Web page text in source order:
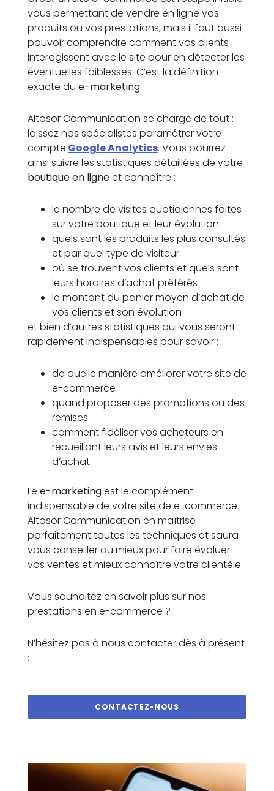
vous permettant de vendre en ligne vos
produits ou vos prestations, mais il faut aussi
pouvoir comprendre comment vos clients
interagissent avec le site pour en détecter les
éventuelles faiblesses. C’est la définition
exacte du e-marketing.
Altosor Communication se charge de tout :
laissez nos spécialistes paramétrer votre
compte Google Analytics. Vous pourrez
ainsi suivre les statistiques détaillées de votre
boutique en ligneet connaître :
le nombre de visites quotidiennes faites
sur votre boutique et leur évolution
quels sont les produits les plus consultés
et par quel type de visiteur
où se trouvent vos clients et quels sont
leurs horaires d’achat préférés
le montant du panier moyen d’achat de
vos clients et son évolution
et bien d’autres statistiques qui vous seront
rapidement indispensables pour savoir :
de quelle manière améliorer votre site de
e-commerce
quand proposer des promotions ou des
remises
comment fidéliser vos acheteurs en
recueillant leurs avis et leurs envies
d’achat.
Le e-marketingest le complément
indispensable de votre site de e-commerce.
Altosor Communication en maîtrise
parfaitement toutes les techniques et saura
vous conseiller au mieux pour faire évoluer
vos ventes et mieux connaître votre clientèle.
Vous souhaitez en savoir plus sur nos
prestations en e-commerce ?
N’hésitez pas à nous contacter dès à présent
:
CONTACTEZ-NOUS